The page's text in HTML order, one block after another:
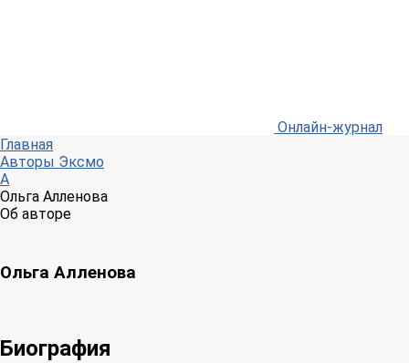
Онлайн-журнал
Главная
Авторы Эксмо
А
Ольга Алленова
Об авторе
Ольга Алленова
Биография